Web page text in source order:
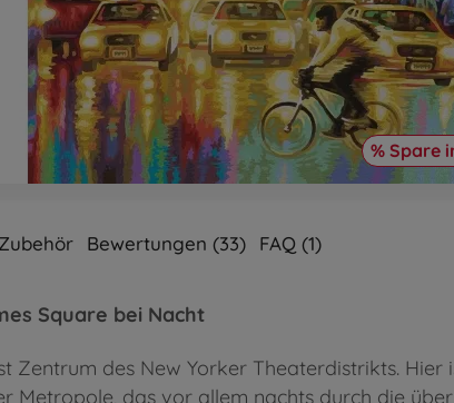
% Spare
Zubehör Bewertungen (33) FAQ (1)
Square bei Nacht
Zentrum des New Yorker Theaterdistrikts. Hier
Metropole, das vor allem nachts durch die